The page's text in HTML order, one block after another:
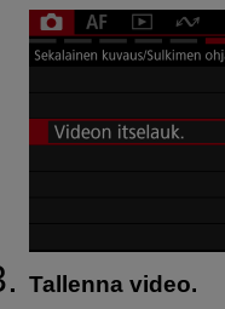
Tallenna video.